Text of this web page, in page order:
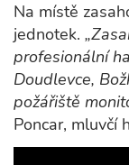
Na místě
jednotek.
profesionální
Doudlevce,
požářiště
Poncar, mluvčí